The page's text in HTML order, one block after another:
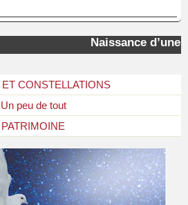
CONSTELLATIONS
Un peu de tout
PATRIMOINE
Naissance d’une